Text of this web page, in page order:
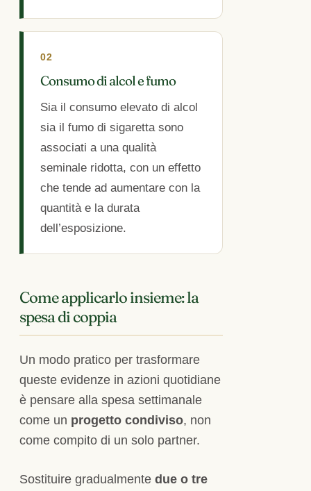
02
Consumo di alcol e fumo
Sia il consumo elevato di alcol
sia il fumo di sigaretta sono
associati a una qualità
seminale ridotta, con un effetto
che tende ad aumentare con la
quantità e la durata
dell’esposizione.
Come applicarlo insieme: la
spesa di coppia
Un modo pratico per trasformare
queste evidenze in azioni quotidiane
è pensare alla spesa settimanale
come un progetto condiviso, non
come compito di un solo partner.
Sostituire gradualmente due o tre